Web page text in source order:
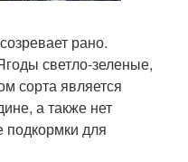
рано.
светло-зеленые,
сорта является
а также нет
подкормки для